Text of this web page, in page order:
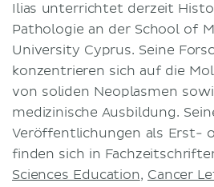
Ilias unterrichtet derzeit
Pathologie an der School of
University Cyprus. Seine
konzentrieren sich auf die
von soliden Neoplasmen
medizinische Ausbildung.
Veröffentlichungen als Erst-
finden sich in
Sciences Education, Cancer